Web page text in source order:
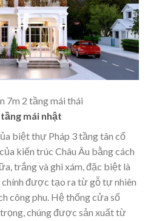
7m 2 tầng mái thái
mái nhật
biệt thự Pháp 3 tầng tân cổ
kiến trúc Châu Âu bằng cách
trắng và ghi xám, đặc biệt là
được tạo ra từ gỗ tự nhiên
công phu. Hệ thống cửa sổ
chúng được sản xuất từ